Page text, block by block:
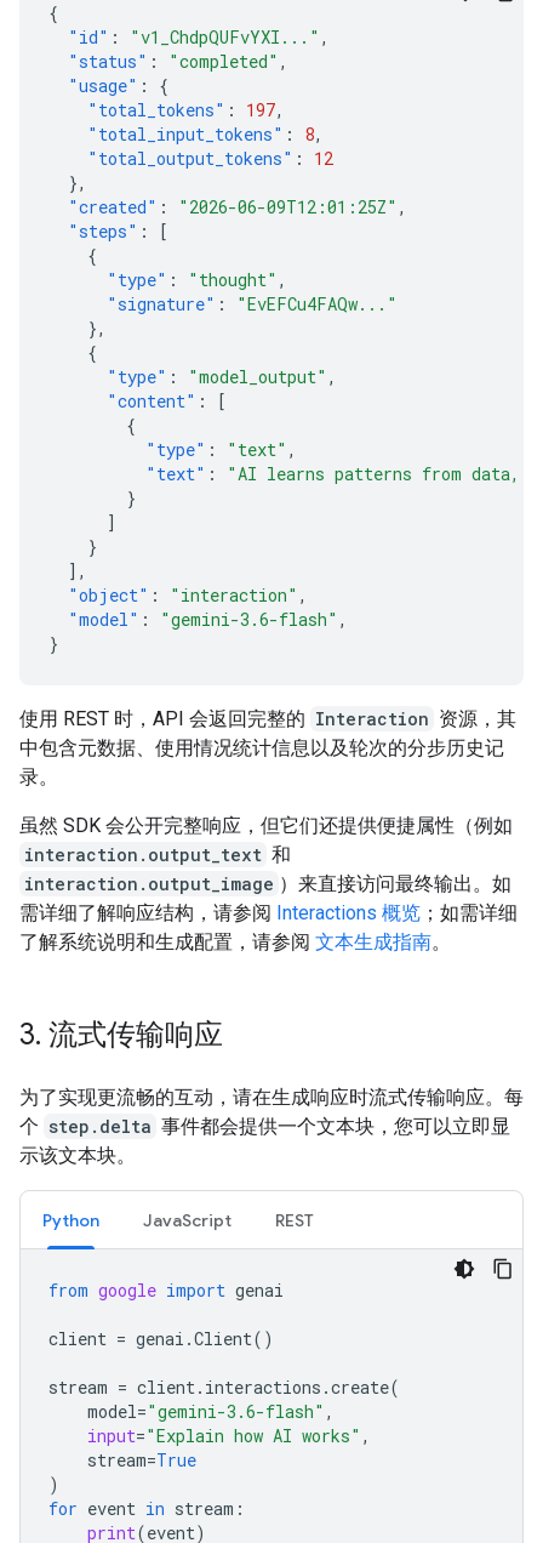
{
"id" : "v1_ChdpQUFvYXI..." ,
"status" : "completed" ,
"usage" :
{
"total_tokens" : 197,
"total_input_tokens" : 8,
"total_output_tokens" :
12
},
"created" : "2026-06-09T12:01:25Z" ,
"steps" :
[
{
"type" : "thought" ,
"signature" :
"EvEFCu4FAQw..."
},
{
"type" : "model_output" ,
"content" :
[
{
"type" : "text" ,
"text" :
"AI learns patterns from data,
}
]
}
],
"object" : "interaction" ,
"model" : "gemini-3.6-flash" ,
}
使用 REST 时，API 会返回完整的 Interaction 资源，其
中包含元数据、使用情况统计信息以及轮次的分步历史记
录。
虽然 SDK 会公开完整响应，但它们还提供便捷属性（例如
interaction.output_text 和
interaction.output_image ）来直接访问最终输出。如
需详细了解响应结构，请参阅 Interactions 概览 ；如需详细
了解系统说明和生成配置，请参阅 文本生成指南。
3. 流式传输响应
为了实现更流畅的互动，请在生成响应时流式传输响应。每
个 step.delta 事件都会提供一个文本块，您可以立即显
示该文本块。
Python JavaScript REST
from google import genai
client = genai .Client()
stream = client. interactions .create(
model="gemini-3.6-flash" ,
input="Explain how AI works" ,
stream=True
)
for event in stream :
print(event)